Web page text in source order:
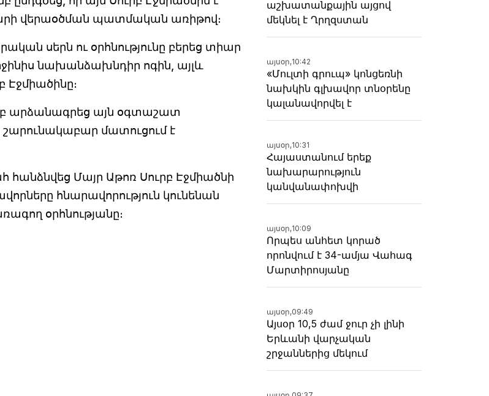
վերաօծման պատմական առիթով։
սերն ու օրհնությունը բերեց տիար
նախանձախնդիր ոգին, այլև
Էջմիածինը։
արձանագրեց այն օգտաշատ
շարունակաբար մատուցում է
Մայր Աթոռ Սուրբ Էջմիածնի
հնարավորություն կունենան
օրհնությանը։
աշխատանքային այցով
մեկնել է Ղրղզստան
այսօր,10:42
«Մուլտի գրուպ» կոնցեռնի
նախկին գլխավոր տնօրենը
կալանավորվել է
այսօր,10:31
Հայաստանում երեք
նախարարություն
կանվանափոխվի
այսօր,10:09
Որպես անհետ կորած
որոնվում է 34-ամյա Վահագ
Մարտիրոսյանը
այսօր,09:49
Այսօր 10,5 ժամ ջուր չի լինի
Երևանի վարչական
շրջաններից մեկում